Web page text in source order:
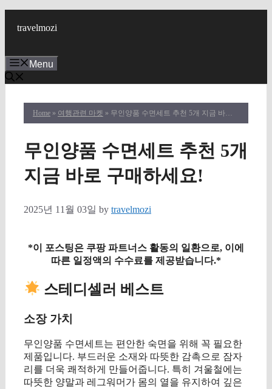
travelmozi
Menu
Home » 여행관련 마켓 » 무인양품 수면세트 추천 5개 지금 바로 구매하세요!
무인양품 수면세트 추천 5개
지금 바로 구매하세요!
2025년 11월 03일 by travelmozi
*이 포스팅은 쿠팡 파트너스 활동의 일환으로, 이에
따른 일정액의 수수료를 제공받습니다.*
스테디셀러 베스트
소장 가치
무인양품 수면세트는 편안한 숙면을 위해 꼭 필요한
제품입니다. 부드러운 소재와 따뜻한 감촉으로 잠자
리를 더욱 쾌적하게 만들어줍니다. 특히 겨울철에는
따뜻한 양말과 레그워머가 몸의 열을 유지하여 깊은